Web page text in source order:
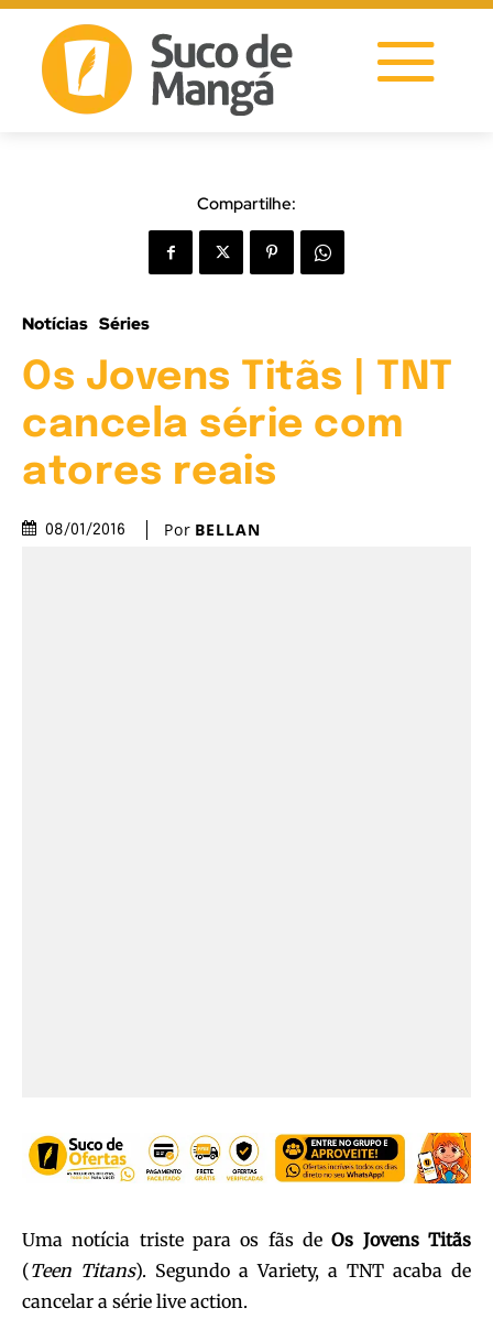
Compartilhe:
Notícias Séries
Os Jovens Titãs | TNT
cancela série com
atores reais
08/01/2016 Por BELLAN
Uma notícia triste para os fãs de Os Jovens Titãs
(Teen Titans). Segundo a Variety, a TNT acaba de
cancelar a série live action.